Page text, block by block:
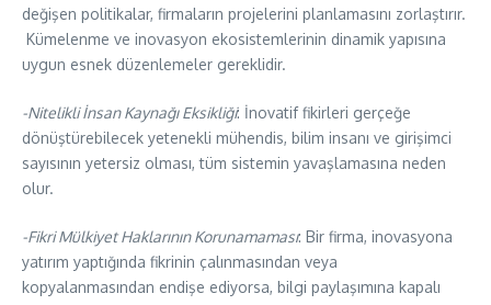
değişen politikalar, firmaların projelerini planlamasını zorlaştırır.
Kümelenme ve inovasyon ekosistemlerinin dinamik yapısına
uygun esnek düzenlemeler gereklidir.
-Nitelikli İnsan Kaynağı Eksikliği: İnovatif fikirleri gerçeğe
dönüştürebilecek yetenekli mühendis, bilim insanı ve girişimci
sayısının yetersiz olması, tüm sistemin yavaşlamasına neden
olur.
-Fikri Mülkiyet Haklarının Korunamaması: Bir firma, inovasyona
yatırım yaptığında fikrinin çalınmasından veya
kopyalanmasından endişe ediyorsa, bilgi paylaşımına kapalı